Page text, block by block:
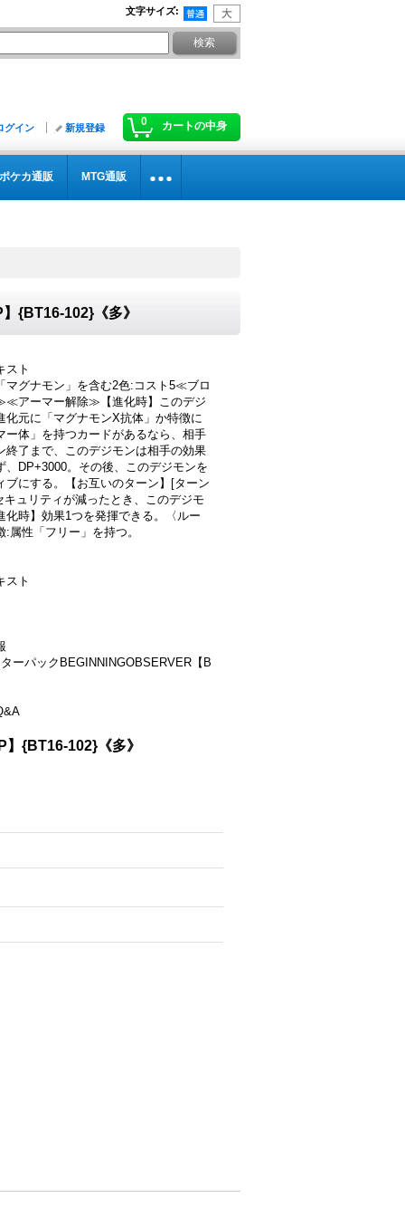
文字サイズ:
0 カートの中身
グイン 新規登録
ポケカ通販 MTG通販
{BT16-102}《多》
スト
マグナモン」を含む2色:コスト5≪ブロ
アーマー解除≫【進化時】このデジ
化元に「マグナモンX抗体」か特徴に
ー体」を持つカードがあるなら、相手
終了まで、このデジモンは相手の効果
、DP+3000。その後、このデジモンを
ブにする。【お互いのターン】[ターン
キュリティが減ったとき、このデジモ
化時】効果1つを発揮できる。〈ルー
:属性「フリー」を持つ。
スト
ターパックBEGINNINGOBSERVER【B
{BT16-102}《多》